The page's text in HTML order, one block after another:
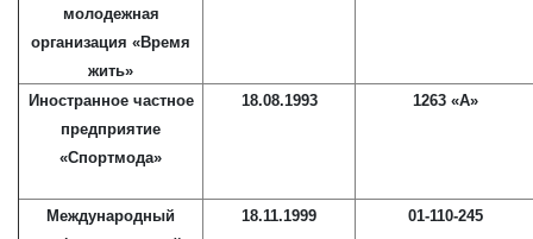
молодежная
организация «Время
жить»
Иностранное частное
предприятие
«Спортмода»
18.08.1993 1263 «А»
Международный
18.11.1999 01-110-245